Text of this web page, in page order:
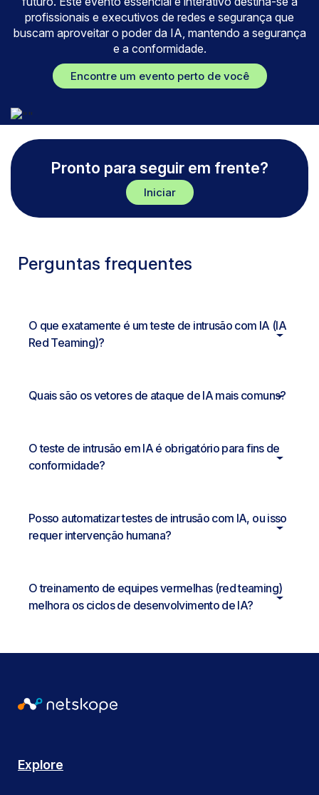
profissionais e executivos de redes e segurança que
buscam aproveitar o poder da IA, mantendo a segurança
e a conformidade.
Encontre um evento perto de você
Pronto para seguir em frente?
Iniciar
Perguntas frequentes
O que exatamente é um teste de intrusão com IA (IA
Red Teaming)?
Quais são os vetores de ataque de IA mais comuns?
O teste de intrusão em IA é obrigatório para fins de
conformidade?
Posso automatizar testes de intrusão com IA, ou isso
requer intervenção humana?
O treinamento de equipes vermelhas (red teaming)
melhora os ciclos de desenvolvimento de IA?
Explore